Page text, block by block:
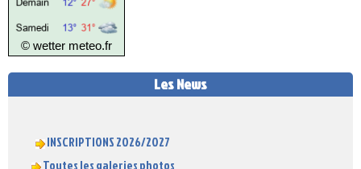
© wetter meteo.fr
Les News
INSCRIPTIONS 2026/2027
Toutes les galeries photos